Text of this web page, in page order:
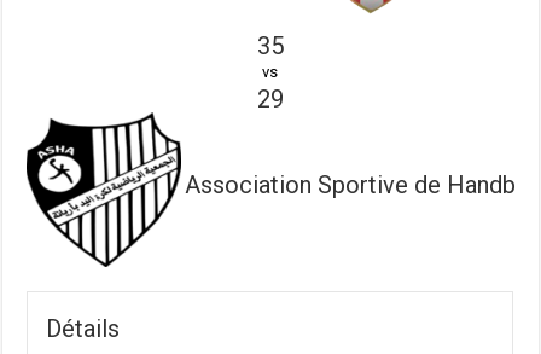
35
vs
29
Association Sportive de Handball
Détails